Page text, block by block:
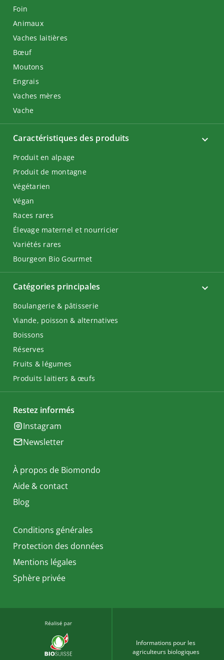
Foin
Animaux
Vaches laitières
Bœuf
Moutons
Engrais
Vaches mères
Vache
Catégories principales
Boulangerie & pâtisserie
Viande, poisson & alternatives
Boissons
Réserves
Fruits & légumes
Produits laitiers & œufs
Caractéristiques des produits
Produit en alpage
Produit de montagne
Végétarien
Végan
Races rares
Élevage maternel et nourricier
Variétés rares
Bourgeon Bio Gourmet
Restez informés
Instagram
Newsletter
À propos de Biomondo
Aide & contact
Blog
Conditions générales
Protection des données
Mentions légales
Sphère privée
Informations pour les
agriculteurs biologiques